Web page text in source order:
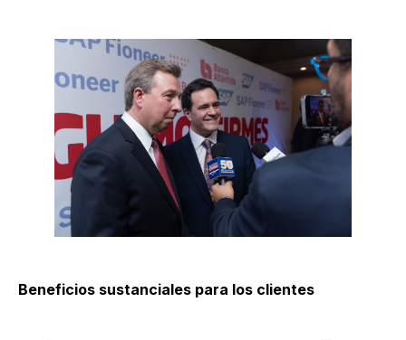
Beneficios sustanciales para los clientes